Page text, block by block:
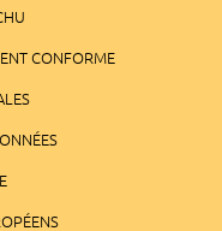
CONFORME